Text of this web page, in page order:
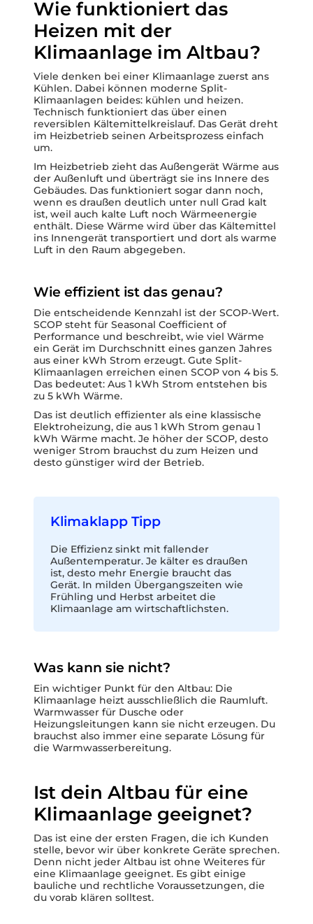
Wie funktioniert das
Heizen mit der
Klimaanlage im Altbau?
Viele denken bei einer Klimaanlage zuerst ans
Kühlen. Dabei können moderne Split-
Klimaanlagen beides: kühlen und heizen.
Technisch funktioniert das über einen
reversiblen Kältemittelkreislauf. Das Gerät dreht
im Heizbetrieb seinen Arbeitsprozess einfach
um.
Im Heizbetrieb zieht das Außengerät Wärme aus
der Außenluft und überträgt sie ins Innere des
Gebäudes. Das funktioniert sogar dann noch,
wenn es draußen deutlich unter null Grad kalt
ist, weil auch kalte Luft noch Wärmeenergie
enthält. Diese Wärme wird über das Kältemittel
ins Innengerät transportiert und dort als warme
Luft in den Raum abgegeben.
Wie effizient ist das genau?
Die entscheidende Kennzahl ist der SCOP-Wert.
SCOP steht für Seasonal Coefficient of
Performance und beschreibt, wie viel Wärme
ein Gerät im Durchschnitt eines ganzen Jahres
aus einer kWh Strom erzeugt. Gute Split-
Klimaanlagen erreichen einen SCOP von 4 bis 5.
Das bedeutet: Aus 1 kWh Strom entstehen bis
zu 5 kWh Wärme.
Das ist deutlich effizienter als eine klassische
Elektroheizung, die aus 1 kWh Strom genau 1
kWh Wärme macht. Je höher der SCOP, desto
weniger Strom brauchst du zum Heizen und
desto günstiger wird der Betrieb.
Klimaklapp Tipp
Die Effizienz sinkt mit fallender
Außentemperatur. Je kälter es draußen
ist, desto mehr Energie braucht das
Gerät. In milden Übergangszeiten wie
Frühling und Herbst arbeitet die
Klimaanlage am wirtschaftlichsten.
Was kann sie nicht?
Ein wichtiger Punkt für den Altbau: Die
Klimaanlage heizt ausschließlich die Raumluft.
Warmwasser für Dusche oder
Heizungsleitungen kann sie nicht erzeugen. Du
brauchst also immer eine separate Lösung für
die Warmwasserbereitung.
Ist dein Altbau für eine
Klimaanlage geeignet?
Das ist eine der ersten Fragen, die ich Kunden
stelle, bevor wir über konkrete Geräte sprechen.
Denn nicht jeder Altbau ist ohne Weiteres für
eine Klimaanlage geeignet. Es gibt einige
bauliche und rechtliche Voraussetzungen, die
du vorab klären solltest.